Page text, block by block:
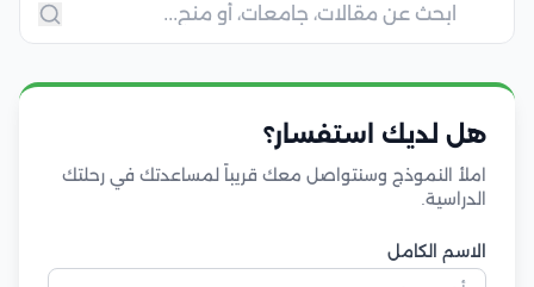
هل لديك استفسار؟
املأ النموذج وسنتواصل معك قريباً لمساعدتك في رحلتك
الدراسية.
الاسم الكامل